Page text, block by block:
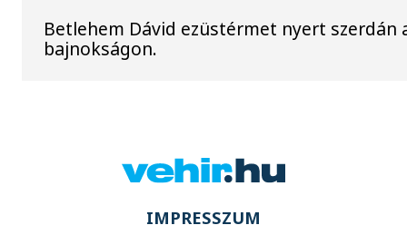
Betlehem Dávid ezüstérmet nyert
bajnokságon.
IMPRESSZUM